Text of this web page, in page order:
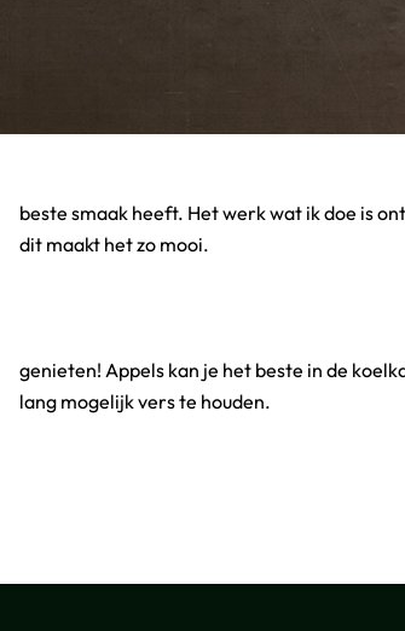
dit maakt het zo mooi.
lang mogelijk vers te houden.